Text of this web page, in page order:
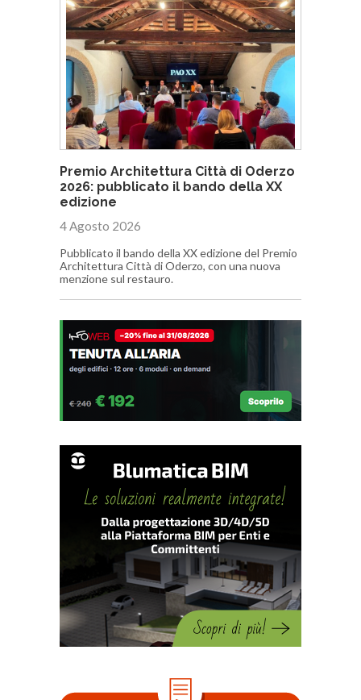
Premio Architettura Città di Oderzo
2026: pubblicato il bando della XX
edizione
4 Agosto 2026
Pubblicato il bando della XX edizione del Premio
Architettura Città di Oderzo, con una nuova
menzione sul restauro.